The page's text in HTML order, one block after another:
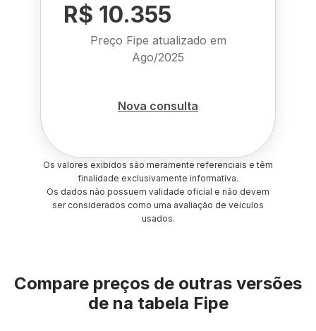
R$ 10.355
Preço Fipe atualizado em
Ago/2025
Nova consulta
Os valores exibidos são meramente referenciais e têm
finalidade exclusivamente informativa.
Os dados não possuem validade oficial e não devem
ser considerados como uma avaliação de veículos
usados.
Compare preços de outras versões
de na tabela Fipe